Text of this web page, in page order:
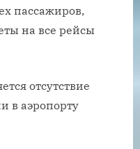
пассажиров,
на все рейсы
отсутствие
в аэропорту